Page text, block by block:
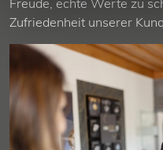
Freude, echte Werte zu
Zufriedenheit unserer